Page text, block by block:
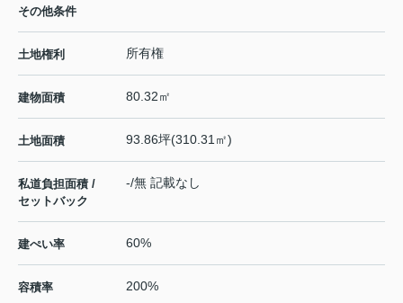
その他条件
土地権利 所有権
建物面積 80.32㎡
土地面積 93.86坪(310.31㎡)
私道負担面積 /
セットバック
-/無 記載なし
建ぺい率 60%
容積率 200%